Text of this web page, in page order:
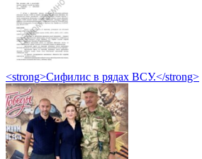
<strong>Сифилис в рядах ВСУ.</strong>